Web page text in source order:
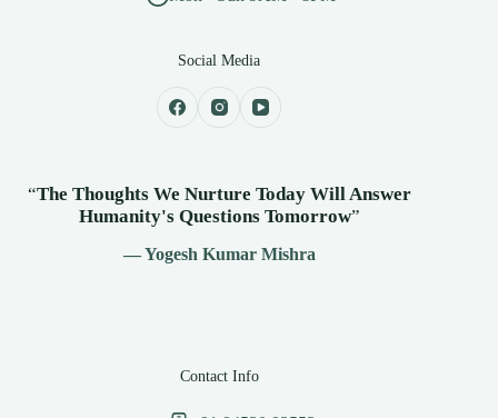
Social Media
“The Thoughts We Nurture Today Will Answer
Humanity's Questions Tomorrow”
— Yogesh Kumar Mishra
Contact Info